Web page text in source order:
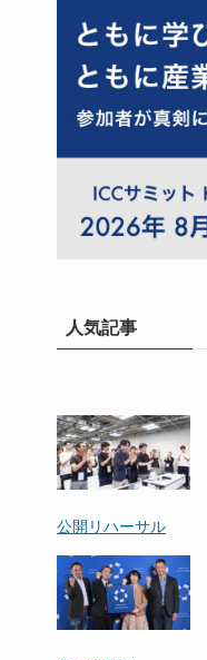
人気記事
公開リハーサル